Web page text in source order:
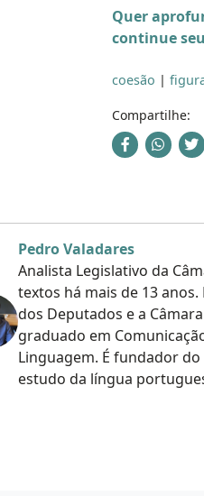
Quer
continue
coesão |
Compartilhe:
Pedro Valadares
Analista Legislativo da
textos há mais de 13
dos Deputados e a
graduado em
Linguagem. É fundador
estudo da língua